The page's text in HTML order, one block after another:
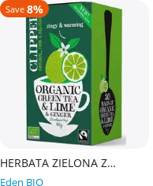
Save 8%
HERBATA ZIELONA Z
LIMONKĄ I IMBIREM FAIR
Eden BIO